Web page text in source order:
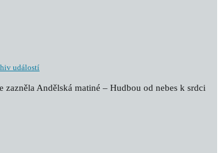
událostí
zazněla Andělská matiné – Hudbou od nebes k srdci